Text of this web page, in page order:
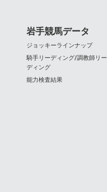
岩手競馬データ
ジョッキーラインナップ
騎手リーディング/調教師リー
ディング
能力検査結果